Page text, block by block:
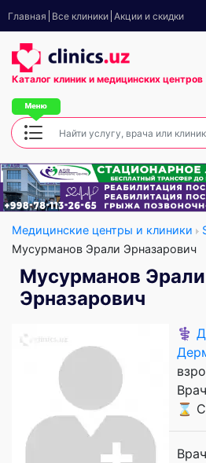
Главная Все клиники Акции и скидки
Каталог клиник и медицинских центров
Медицинские центры и клиники
Мусурманов Эрали Эрназарович
Мусурманов Эрали
Эрназарович
⚕️
⌛